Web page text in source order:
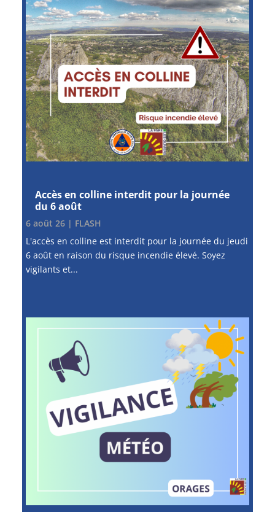
Accès en colline interdit pour la journée
du 6 août
6 août 26| FLASH
L'accès en colline est interdit pour la journée du jeudi
6 août en raison du risque incendie élevé. Soyez
vigilants et...